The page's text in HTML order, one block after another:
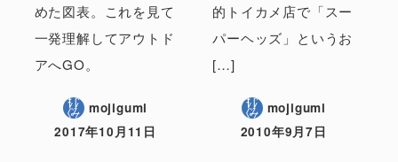
めた図表。これを見て
一発理解してアウトド
アへGO。
mojigumi
2017年10月11日
的トイカメ店で「スー
パーヘッズ」というお
[…]
mojigumi
2010年9月7日